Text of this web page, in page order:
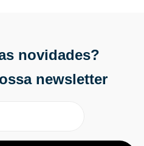
novidades?
newsletter